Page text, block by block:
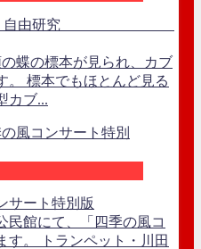
ーマ 自由研究
蝶の標本が見られ、カブ
。 標本でもほとんど見る
カブ...
サート特別版
民館にて、「四季の風コ
す。 トランペット・川田